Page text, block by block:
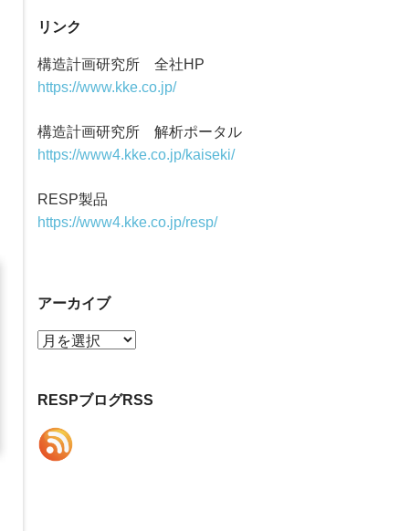
リンク
構造計画研究所 全社HP
https://www.kke.co.jp/
構造計画研究所 解析ポータル
https://www4.kke.co.jp/kaiseki/
RESP製品
https://www4.kke.co.jp/resp/
アーカイブ
ア
イ
ブ
RESPブログRSS